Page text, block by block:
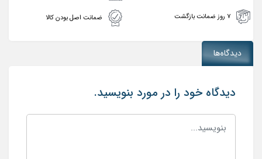
۷ روز ضمانت بازگشت ضمانت اصل بودن کالا
دیدگاه‌ها
دیدگاه خود را در مورد بنویسید.